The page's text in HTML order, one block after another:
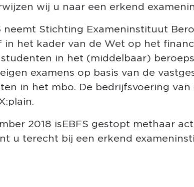
wij u naar een erkend
neemt Stichting Exameninstituut
in het kader van de Wet op het
in het (middelbaar)
eigen examens op basis van de
in het mbo. De bedrijfsvoering
2018 is EBFS gestopt met haar
u terecht bij een erkend